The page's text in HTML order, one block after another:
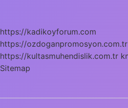
https://kadikoyforum.com
https://ozdoganpromosyon.com.tr
https://kultasmuhendislik.com.tr
Sitemap